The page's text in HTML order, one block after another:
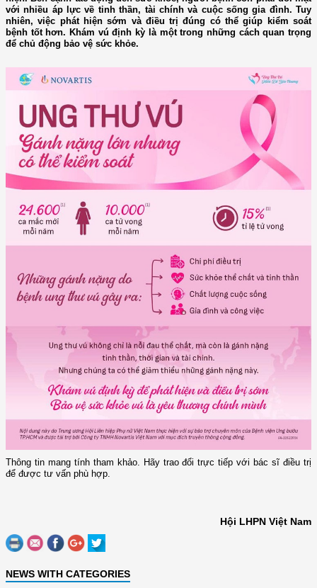
với nhiều áp lực về tinh thần, tài chính và cuộc sống gia đình. Tuy
nhiên, việc phát hiện sớm và điều trị đúng có thể giúp kiểm soát
bệnh tốt hơn. Khám vú định kỳ là một trong những cách quan trọng
để chủ động bảo vệ sức khỏe.
Thông tin mang tính tham khảo. Hãy trao đổi trực tiếp với bác sĩ điều trị
để được tư vấn phù hợp.
Hội LHPN Việt Nam
NEWS WITH CATEGORIES